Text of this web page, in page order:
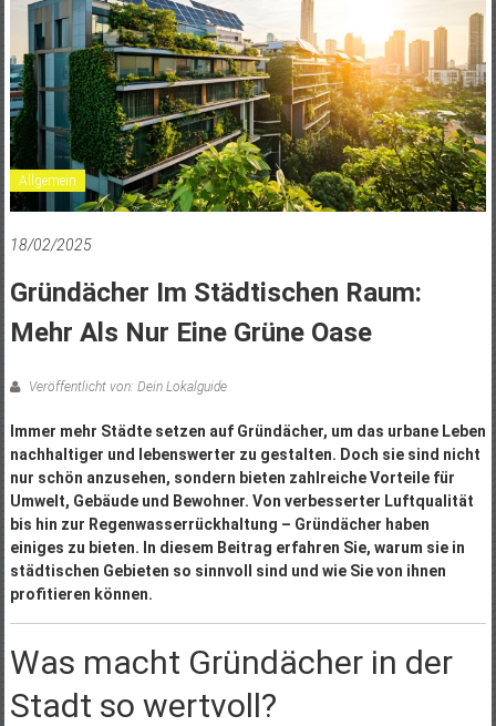
Allgemein
18/02/2025
Gründächer Im Städtischen Raum:
Mehr Als Nur Eine Grüne Oase
Veröffentlicht von: Dein Lokalguide
Immer mehr Städte setzen auf Gründächer, um das urbane Leben
nachhaltiger und lebenswerter zu gestalten. Doch sie sind nicht
nur schön anzusehen, sondern bieten zahlreiche Vorteile für
Umwelt, Gebäude und Bewohner. Von verbesserter Luftqualität
bis hin zur Regenwasserrückhaltung – Gründächer haben
einiges zu bieten. In diesem Beitrag erfahren Sie, warum sie in
städtischen Gebieten so sinnvoll sind und wie Sie von ihnen
profitieren können.
Was macht Gründächer in der
Stadt so wertvoll?